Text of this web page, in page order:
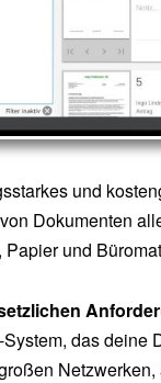
und
Dokumenten
und
das deine